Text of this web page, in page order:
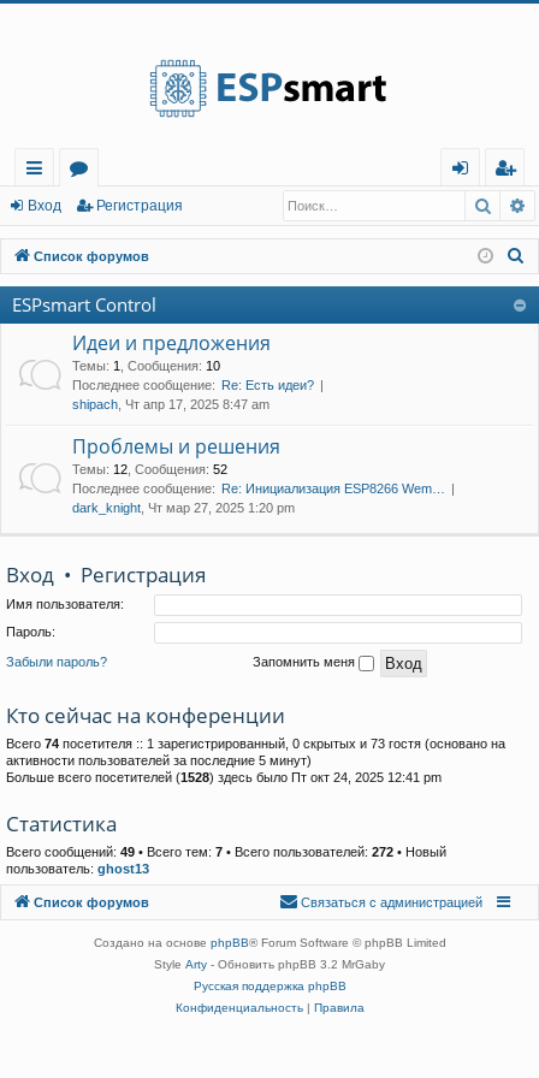
с
ы
лк
и
о
ру
м
ы
д
г
ис
тр
Вход Регистрация
Список форумов
ESPsmart Control
Идеи и предложения
Темы: 1 Сообщения: 10
Последнее сообщение: Re: Есть идеи?
shipach , Чт апр 17, 2025 8:47 am
Проблемы и решения
Темы: 12 Сообщения: 52
Последнее сообщение: Re: Инициализация ESP8266 Wem…
dark_knight , Чт мар 27, 2025 1:20 pm
Вход • Регистрация
Имя пользователя:
Пароль:
Забыли пароль? Запомнить меня
Кто сейчас на конференции
Всего 74 посетителя :: 1 зарегистрированный, 0 скрытых и 73 гостя (основано на
активности пользователей за последние 5 минут)
Больше всего посетителей (1528) здесь было Пт окт 24, 2025 12:41 pm
Статистика
Всего сообщений: 49 • Всего тем: 7 • Всего пользователей: 272 • Новый
пользователь: ghost13
Список форумов
Связаться с
Связаться с администрацией
Создано на основе phpBB® Forum Software © phpBB Limited
Style Arty - Обновить phpBB 3.2 MrGaby
Русская поддержка phpBB
Конфиденциальность| Правила